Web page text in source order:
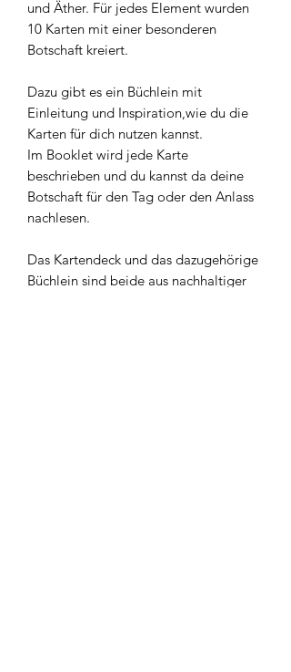
und Äther. Für jedes Element wurden
10 Karten mit einer besonderen
Botschaft kreiert.
Dazu gibt es ein Büchlein mit
Einleitung und Inspiration,wie du die
Karten für dich nutzen kannst.
Im Booklet wird jede Karte
beschrieben und du kannst da deine
Botschaft für den Tag oder den Anlass
nachlesen.
Das Kartendeck und das dazugehörige
Büchlein sind beide aus nachhaltiger